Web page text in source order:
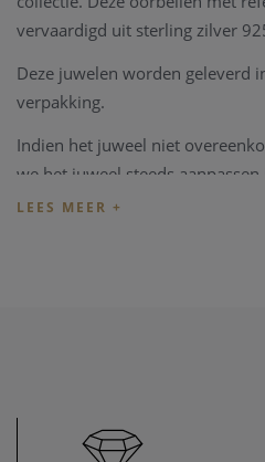
vervaardigd uit sterling zilver
Deze juwelen worden geleverd
verpakking.
Indien het juweel niet
we het juweel steeds aanpassen
ook al uw juweel herstellingen